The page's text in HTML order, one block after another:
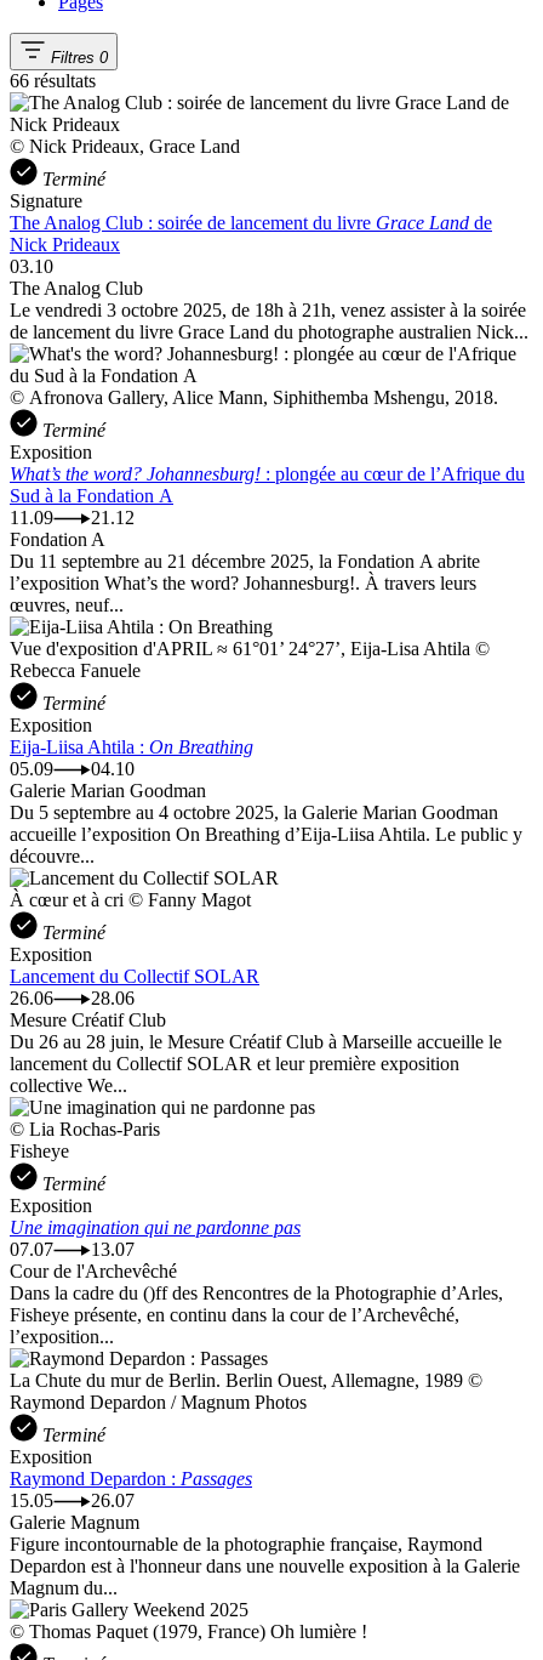
Filtres 0
66 résultats
© Nick Prideaux, Grace Land
Terminé
Signature
The Analog Club : soirée de lancement du livre Grace Land de
Nick Prideaux
03.10
The Analog Club
Le vendredi 3 octobre 2025, de 18h à 21h, venez assister à la soirée
de lancement du livre Grace Land du photographe australien Nick...
© Afronova Gallery, Alice Mann, Siphithemba Mshengu, 2018.
Terminé
Exposition
What’s the word? Johannesburg! : plongée au cœur de l’Afrique du
Sud à la Fondation A
11.09
21.12
Fondation A
Du 11 septembre au 21 décembre 2025, la Fondation A abrite
l’exposition What’s the word? Johannesburg!. À travers leurs
œuvres, neuf...
Vue d'exposition d'APRIL ≈ 61°01’ 24°27’, Eija-Lisa Ahtila ©
Rebecca Fanuele
Terminé
Exposition
Eija-Liisa Ahtila : On Breathing
05.09
04.10
Galerie Marian Goodman
Du 5 septembre au 4 octobre 2025, la Galerie Marian Goodman
accueille l’exposition On Breathing d’Eija-Liisa Ahtila. Le public y
découvre...
À cœur et à cri © Fanny Magot
Terminé
Exposition
Lancement du Collectif SOLAR
26.06
28.06
Mesure Créatif Club
Du 26 au 28 juin, le Mesure Créatif Club à Marseille accueille le
lancement du Collectif SOLAR et leur première exposition
collective We...
© Lia Rochas-Paris
Fisheye
Terminé
Exposition
Une imagination qui ne pardonne pas
07.07
13.07
Cour de l'Archevêché
Dans la cadre du ()ff des Rencontres de la Photographie d’Arles,
Fisheye présente, en continu dans la cour de l’Archevêché,
l’exposition...
La Chute du mur de Berlin. Berlin Ouest, Allemagne, 1989 ©
Raymond Depardon / Magnum Photos
Terminé
Exposition
Raymond Depardon : Passages
15.05
26.07
Galerie Magnum
Figure incontournable de la photographie française, Raymond
Depardon est à l'honneur dans une nouvelle exposition à la Galerie
Magnum du...
© Thomas Paquet (1979, France) Oh lumière !